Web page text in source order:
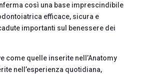
così una base imprescindibile
efficace, sicura e
importanti sul benessere dei
come quelle inserite nell’Anatomy
nell’esperienza quotidiana,